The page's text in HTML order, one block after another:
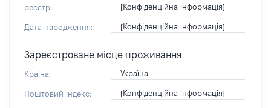
реєстрі:
[Конфіденційна інформація]
Дата народження: [Конфіденційна інформація]
Зареєстроване місце проживання
Країна: Україна
Поштовий індекс: [Конфіденційна інформація]